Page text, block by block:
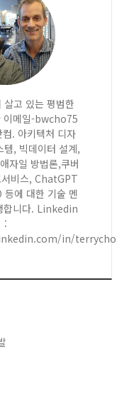
살고 있는 평범한
이메일-bwcho75
. 아키텍처 디자
템, 빅데이터 설계,
자일 방법론,쿠버
서비스, ChatGPT
에 대한 기술 멘
합니다. Linkedin
:
in/